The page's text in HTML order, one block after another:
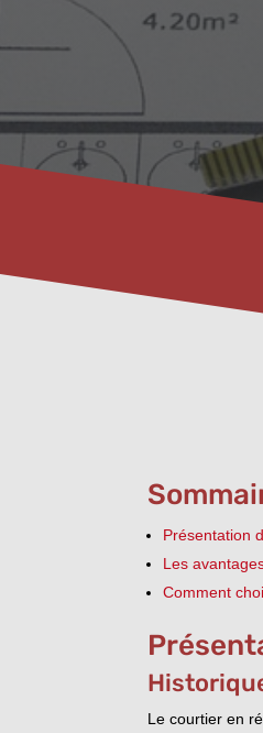
Présentation
Les
Comment
Le courtier en